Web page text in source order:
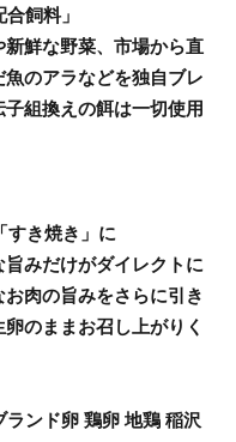
飼料」
新鮮な野菜、市場から直
のアラなどを独自ブレ
組換えの餌は一切使用
すき焼き」に
みだけがダイレクトに
肉の旨みをさらに引き
のままお召し上がりく
ンド卵 鶏卵 地鶏 稲沢